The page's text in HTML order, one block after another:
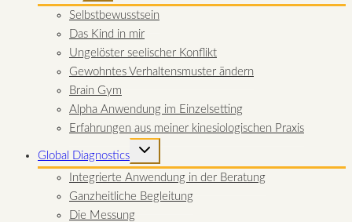
Selbstbewusstsein
Das Kind in mir
Ungelöster seelischer Konflikt
Gewohntes Verhaltensmuster ändern
Brain Gym
Alpha Anwendung im Einzelsetting
Erfahrungen aus meiner kinesiologischen Praxis
Global Diagnostics
UNTERMENÜ
Integrierte Anwendung in der Beratung
Ganzheitliche Begleitung
Die Messung